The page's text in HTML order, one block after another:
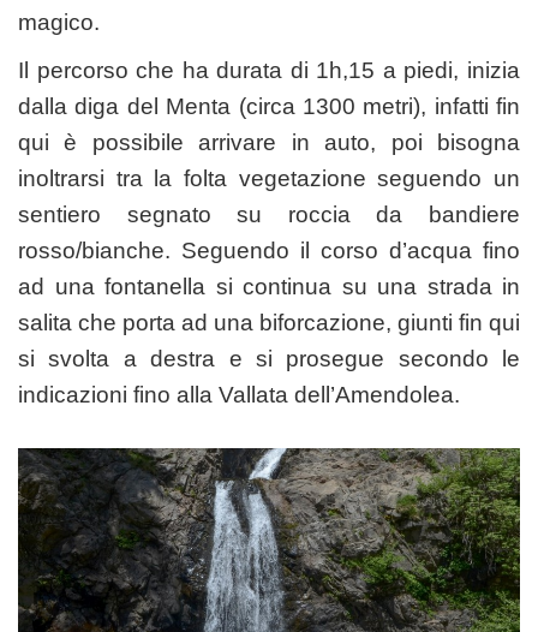
magico.
Il percorso che ha durata di 1h,15 a piedi, inizia
dalla diga del Menta (circa 1300 metri), infatti fin
qui è possibile arrivare in auto, poi bisogna
inoltrarsi tra la folta vegetazione seguendo un
sentiero segnato su roccia da bandiere
rosso/bianche. Seguendo il corso d’acqua fino
ad una fontanella si continua su una strada in
salita che porta ad una biforcazione, giunti fin qui
si svolta a destra e si prosegue secondo le
indicazioni fino alla Vallata dell’Amendolea.